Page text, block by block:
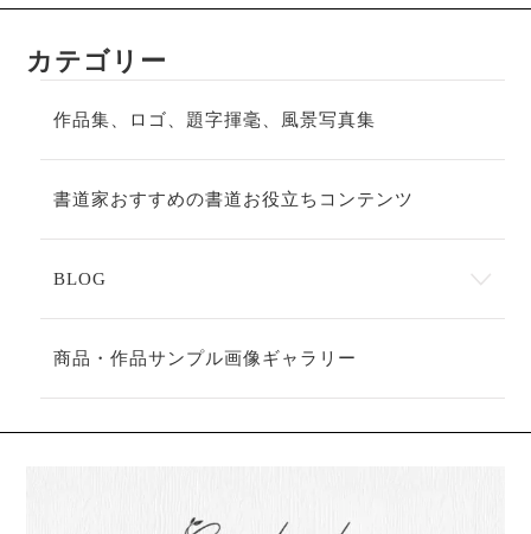
カテゴリー
作品集、ロゴ、題字揮毫、風景写真集
書道家おすすめの書道お役立ちコンテンツ
BLOG
商品・作品サンプル画像ギャラリー